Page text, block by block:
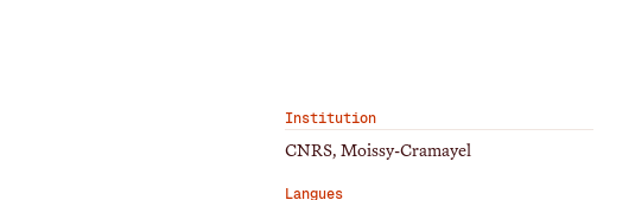
Institution
CNRS, Moissy-Cramayel
Langues